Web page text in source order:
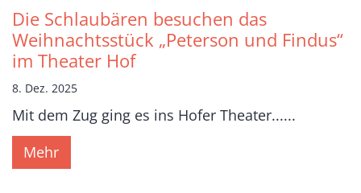
Die Schlaubären besuchen das
Weihnachtsstück „Peterson und Findus“
im Theater Hof
8. Dez. 2025
Mit dem Zug ging es ins Hofer Theater......
Mehr